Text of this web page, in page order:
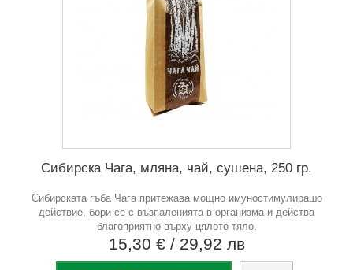
Сибирска Чага, мляна, чай, сушена, 250 гр.
Сибирската гъба Чага притежава мощно имуностимулирашо
действие, бори се с възпаленията в организма и действа
благоприятно върху цялото тяло.
15,30 € / 29,92 лв